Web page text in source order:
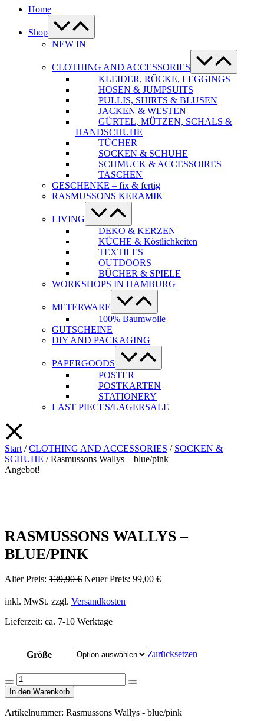
Home
Shop
Menü-
Schalter
NEW IN
CLOTHING AND ACCESSORIES
Menü-
Schalter
KLEIDER, RÖCKE, LEGGINGS
HOSEN & JUMPSUITS
PULLIS, SHIRTS & BLUSEN
JACKEN & WESTEN
GÜRTEL, MÜTZEN, SCHALS &
HANDSCHUHE
TÜCHER
SOCKEN & SCHUHE
SCHMUCK & ACCESSOIRES
TASCHEN
GESCHENKE – fix & fertig
RASMUSSONS KERAMIK
LIVING
Menü-
Schalter
DEKO & KERZEN
KÜCHE & Köstlichkeiten
TEXTILES
OUTDOORS
BÜCHER & SPIELE
WORKSHOPS IN HAMBURG
METERWARE
Menü-
Schalter
100% Baumwolle
GUTSCHEINE
DIY AND PACKAGING
PAPERGOODS
Menü-
Schalter
POSTER
POSTKARTEN
STATIONERY
LAST PIECES/LAGERSALE
Start /CLOTHING AND ACCESSORIES / SOCKEN &
SCHUHE / Rasmussons Wallys – blue/pink
Angebot!
RASMUSSONS WALLYS –
BLUE/PINK
Alter Preis: 139,90€ Ursprünglicher
war:
Neuer Preis: 99,00 €Aktueller
inkl. MwSt. zzgl. Versandkosten
Lieferzeit: ca. 7-10 Werktage
Größe Zurücksetzen
Menge
verringern
Rasmussons
Wallys
-
blue/pink
Menge
In den Warenkorb
Artikelnummer: Rasmussons Wallys - blue/pink